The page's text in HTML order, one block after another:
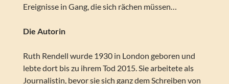
Ereignisse in Gang, die sich rächen müssen…
Die Autorin
Ruth Rendell wurde 1930 in London geboren und
lebte dort bis zu ihrem Tod 2015. Sie arbeitete als
Journalistin, bevor sie sich ganz dem Schreiben von